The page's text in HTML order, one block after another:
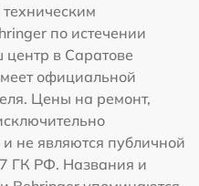
по истечении
в Саратове
официальной
Цены на ремонт,
не являются публичной
ГК РФ. Названия и